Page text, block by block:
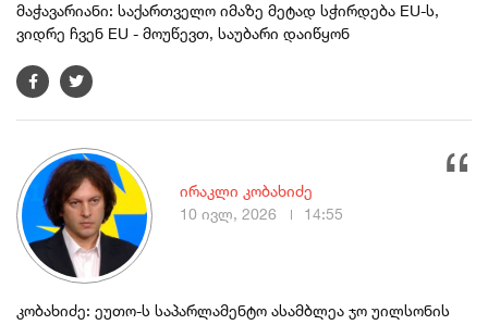
მაჭავარიანი: საქართველო იმაზე მეტად სჭირდება EU-ს,
ვიდრე ჩვენ EU - მოუწევთ, საუბარი დაიწყონ
კობახიძე: ეუთო-ს საპარლამენტო ასამბლეა ჯო უილსონის
ირაკლი კობახიძე
10 ივლ, 2026
14:55